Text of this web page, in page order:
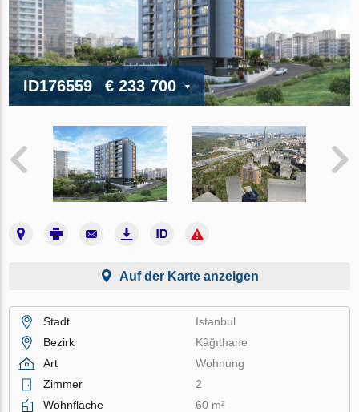
ID176559 € 233 700
Auf der Karte anzeigen
Stadt
Istanbul
Bezirk
Kâğıthane
Art
Wohnung
Zimmer
2
Wohnfläche
60 m²